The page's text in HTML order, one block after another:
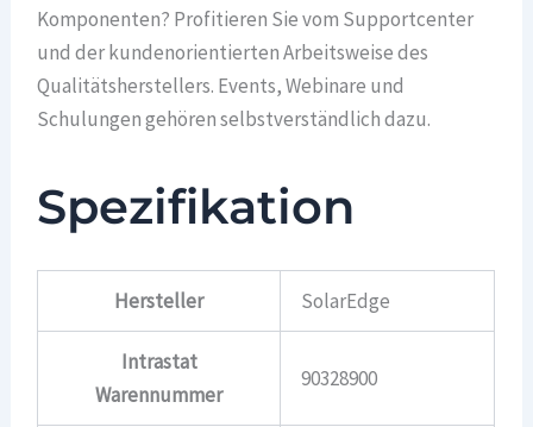
Komponenten? Profitieren Sie vom Supportcenter
und der kundenorientierten Arbeitsweise des
Qualitätsherstellers. Events, Webinare und
Schulungen gehören selbstverständlich dazu.
Spezifikation
Hersteller SolarEdge
Intrastat
Warennummer
90328900